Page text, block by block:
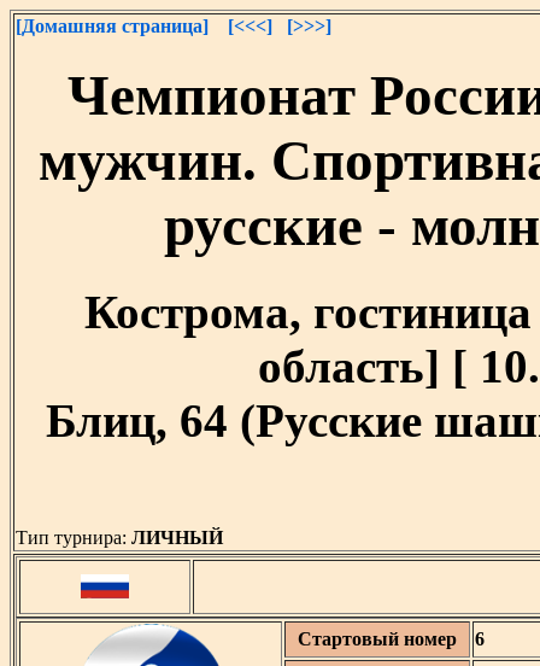
[Домашняя страница] [<<<] [>>>]
Чемпионат
мужчин.
русские -
Кострома,
область] [
Блиц, 64 (Русские
Тип турнира: ЛИЧНЫЙ
Стартовый номер
6